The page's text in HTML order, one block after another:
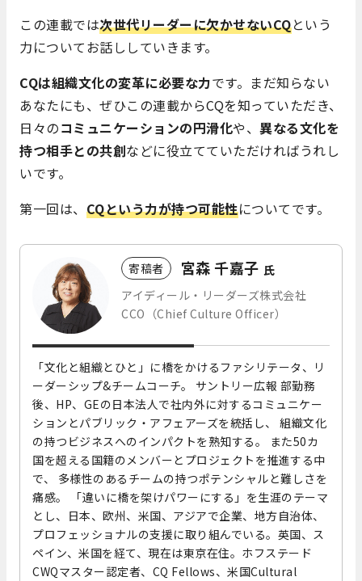
この連載では次世代リーダーに欠かせないCQという
力についてお話ししていきます。
CQは組織文化の変革に必要な力です。まだ知らない
あなたにも、ぜひこの連載からCQを知っていただき、
日々のコミュニケーションの円滑化や、 異なる文化を
持つ相手との共創などに役立てていただければうれし
いです。
第一回は、 CQという力が持つ可能性についてです。
寄稿者 宮森 千嘉子 氏
アイディール・リーダーズ株式会社
CCO（Chief Culture Officer）
「文化と組織とひと」に橋をかけるファシリテータ、リ
ーダーシップ&チームコーチ。 サントリー広報 部勤務
後、HP、GEの日本法人で社内外に対するコミュニケー
ションとパブリック・アフェアーズを統括し、 組織文化
の持つビジネスへのインパクトを熟知する。 また50カ
国を超える国籍のメンバーとプロジェクトを推進する中
で、 多様性のあるチームの持つポテンシャルと難しさを
痛感。 「違いに橋を架けパワーにする」を生涯のテーマ
とし、日本、欧州、米国、アジアで企業、地方自治体、
プロフェッショナルの支援に取り組んでいる。英国、ス
ペイン、米国を経て、現在は東京在住。ホフステード
CWQマスター認定者、CQ Fellows、米国Cultural